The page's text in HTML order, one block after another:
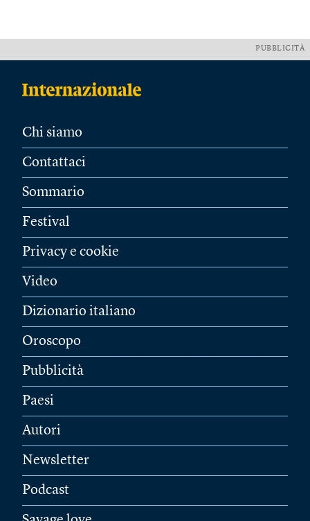
PUBBLICITÀ
Chi siamo
Contattaci
Sommario
Festival
Privacy e cookie
Video
Dizionario italiano
Oroscopo
Pubblicità
Paesi
Autori
Newsletter
Podcast